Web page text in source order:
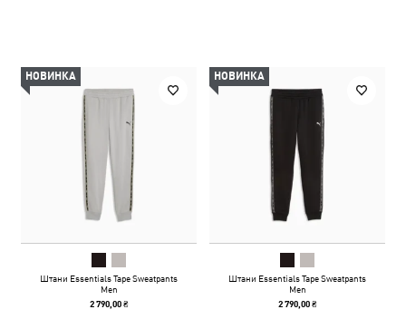
НОВИНКА
Штани Essentials Tape Sweatpants
Men
2 790,00 ₴
НОВИНКА
Штани Essentials Tape Sweatpants
Men
2 790,00 ₴